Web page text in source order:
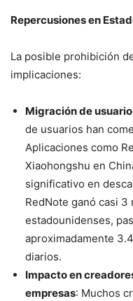
Repercusiones en
La posible prohibición
implicaciones:
Migración de
de usuarios han
Aplicaciones como
Xiaohongshu en
significativo en
RedNote ganó casi
estadounidenses,
aproximadamente
diarios.
Impacto en
empresas: Muchos